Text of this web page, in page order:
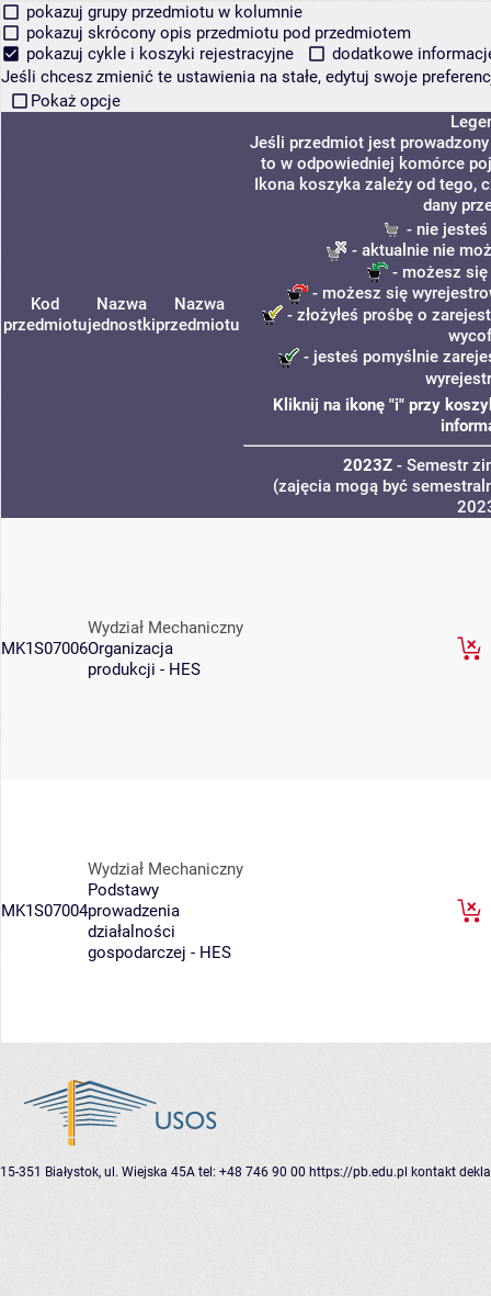
pokazuj grupy przedmiotu w kolumnie
pokazuj skrócony opis przedmiotu pod przedmiotem
pokazuj cykle i koszyki rejestracyjne
dodatkowe
Jeśli chcesz zmienić te ustawienia na stałe, edytuj swoje
Pokaż opcje
Kod
przedmiotu
Nazwa
jednostki
Nazwa
przedmiotu
Jeśli przedmiot jest
to w odpowiedniej komórce
Ikona koszyka zależy od tego,
dany
- nie
- aktualnie nie
- możesz się
- możesz się
- złożyłeś prośbę o
- jesteś pomyślnie
Kliknij na ikonę "i" przy
2023Z - Semestr
(zajęcia mogą być
MK1S07006
Wydział Mechaniczny
Organizacja
produkcji - HES
MK1S07004
Wydział Mechaniczny
Podstawy
prowadzenia
działalności
gospodarczej - HES
15-351 Białystok, ul. Wiejska 45A tel: +48 746 90 00 https://pb.edu.pl kontakt